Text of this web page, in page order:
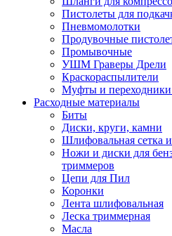
Пистолеты для
Пневмомолотки
Продувочные
Промывочные
УШМ Граверы Дрели
Краскораспылители
Муфты и переходники
Расходные материалы
Биты
Диски, круги, камни
Шлифовальная сетка
Ножи и диски для
триммеров
Цепи для Пил
Коронки
Лента шлифовальная
Леска триммерная
Масла